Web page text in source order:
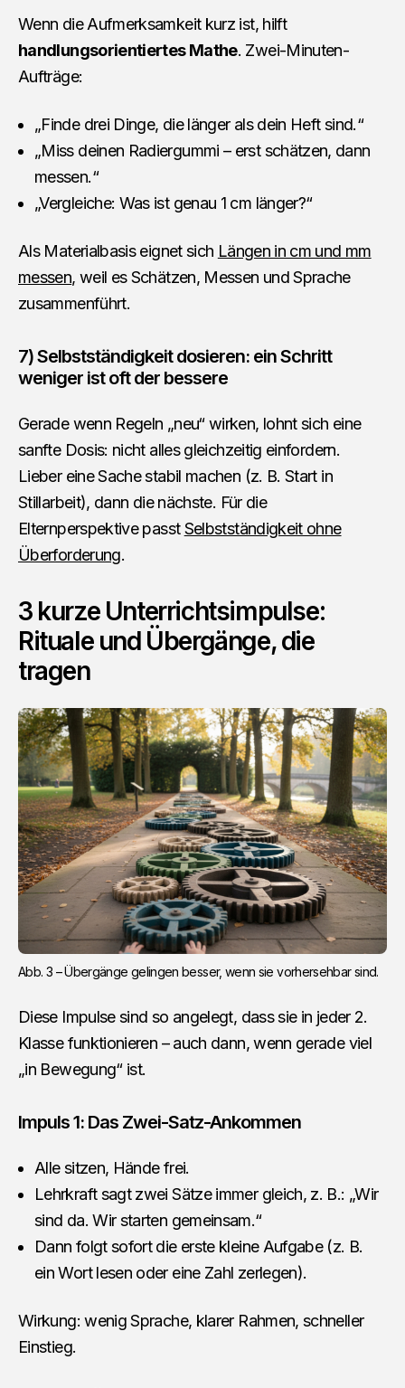
Wenn die Aufmerksamkeit kurz ist, hilft
handlungsorientiertes Mathe. Zwei-Minuten-
Aufträge:
„Finde drei Dinge, die länger als dein Heft sind.“
„Miss deinen Radiergummi – erst schätzen, dann
messen.“
„Vergleiche: Was ist genau 1 cm länger?“
Als Materialbasis eignet sich Längen in cm und mm
messen, weil es Schätzen, Messen und Sprache
zusammenführt.
7) Selbstständigkeit dosieren: ein Schritt
weniger ist oft der bessere
Gerade wenn Regeln „neu“ wirken, lohnt sich eine
sanfte Dosis: nicht alles gleichzeitig einfordern.
Lieber eine Sache stabil machen (z. B. Start in
Stillarbeit), dann die nächste. Für die
Elternperspektive passtSelbstständigkeit ohne
Überforderung.
3 kurze Unterrichtsimpulse:
Rituale und Übergänge, die
tragen
Abb. 3 – Übergänge gelingen besser, wenn sie vorhersehbar sind.
Diese Impulse sind so angelegt, dass sie in jeder 2.
Klasse funktionieren – auch dann, wenn gerade viel
„in Bewegung“ ist.
Impuls 1: Das Zwei-Satz-Ankommen
Alle sitzen, Hände frei.
Lehrkraft sagt zwei Sätze immer gleich, z. B.: „Wir
sind da. Wir starten gemeinsam.“
Dann folgt sofort die erste kleine Aufgabe (z. B.
ein Wort lesen oder eine Zahl zerlegen).
Wirkung: wenig Sprache, klarer Rahmen, schneller
Einstieg.